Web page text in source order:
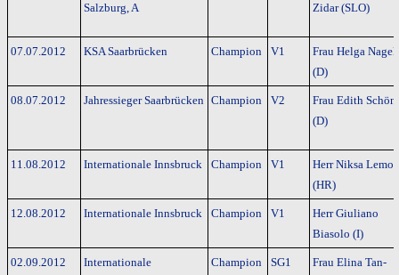
Salzburg, A
Zidar (SLO)
07.07.2012 KSA Saarbrücken Champion V1
Frau Helga Nagel
(D)
08.07.2012 Jahressieger Saarbrücken Champion V2
Frau Edith Schön
(D)
11.08.2012 Internationale Innsbruck Champion V1
Herr Niksa Lemo
(HR)
12.08.2012 Internationale Innsbruck Champion V1
Herr Giuliano
Biasolo (I)
02.09.2012
Internationale
Champion SG1
Frau Elina Tan-